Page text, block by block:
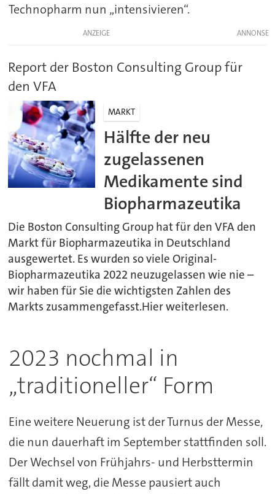
Technopharm nun „intensivieren“.
ANZEIGE
Report der Boston Consulting Group für
den VFA
MARKT
Hälfte der neu
zugelassenen
Medikamente sind
Biopharmazeutika
Die Boston Consulting Group hat für den VFA den
Markt für Biopharmazeutika in Deutschland
ausgewertet. Es wurden so viele Original-
Biopharmazeutika 2022 neuzugelassen wie nie –
wir haben für Sie die wichtigsten Zahlen des
Markts zusammengefasst.Hier weiterlesen.
2023 nochmal in
„traditioneller“ Form
Eine weitere Neuerung ist der Turnus der Messe,
die nun dauerhaft im September stattfinden soll.
Der Wechsel von Frühjahrs- und Herbsttermin
fällt damit weg, die Messe pausiert auch